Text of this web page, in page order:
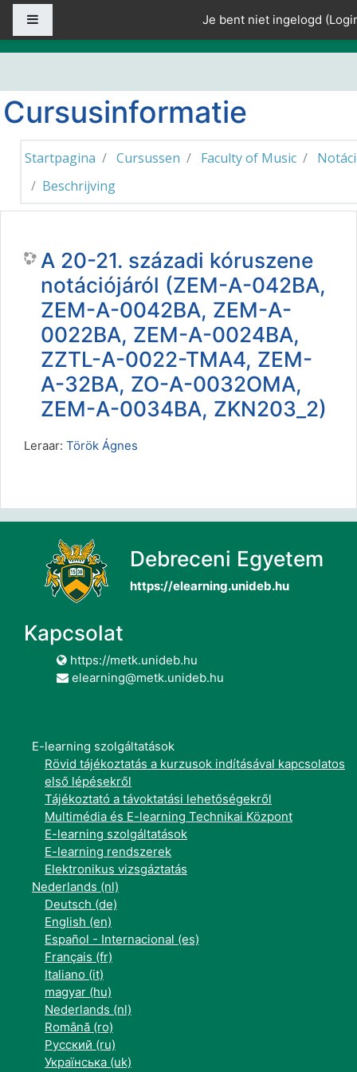
Ga naar hoofdinhoud
Je bent niet ingelogd (
Cursusinformatie
Startpagina Cursussen Faculty of Music
Beschrijving
A 20-21. századi kóruszene
notációjáról (ZEM-A-042BA,
ZEM-A-0042BA, ZEM-A-
0022BA, ZEM-A-0024BA,
ZZTL-A-0022-TMA4, ZEM-
A-32BA, ZO-A-0032OMA,
ZEM-A-0034BA, ZKN203_2)
Leraar: Török Ágnes
Debreceni Egyetem
https://elearning.unideb.hu
Kapcsolat
https://metk.unideb.hu
elearning@metk.unideb.hu
E-learning szolgáltatások
Rövid tájékoztatás a kurzusok indításával kapcsolatos
első lépésekről
Tájékoztató a távoktatási lehetőségekről
Multimédia és E-learning Technikai Központ
E-learning szolgáltatások
E-learning rendszerek
Elektronikus vizsgáztatás
Nederlands ‎(nl)‎
Deutsch ‎(de)‎
English ‎(en)‎
Español - Internacional ‎(es)‎
Français ‎(fr)‎
Italiano ‎(it)‎
magyar ‎(hu)‎
Nederlands ‎(nl)‎
Română ‎(ro)‎
Русский ‎(ru)‎
Українська ‎(uk)‎